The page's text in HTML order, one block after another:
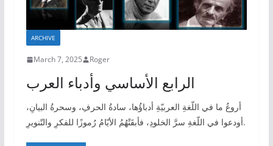
ARCHIVE
March 7, 2025 Roger
الرابع الأساسي وأدباء العرب
أروعُ ما في اللّغةِ العربيّةِ أدباؤُها، سادةُ الحرفِ، وسحرةُ البيانِ،
أودعوا في اللّغةِ سرَّ الخلودِ، فأبقَتْهُمُ الأيّامُ رُموزًا للفكرِ والتّنويرِ.